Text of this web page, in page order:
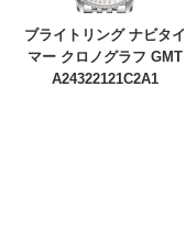
ブライトリング ナビタイ
マー クロノグラフ GMT
A24322121C2A1